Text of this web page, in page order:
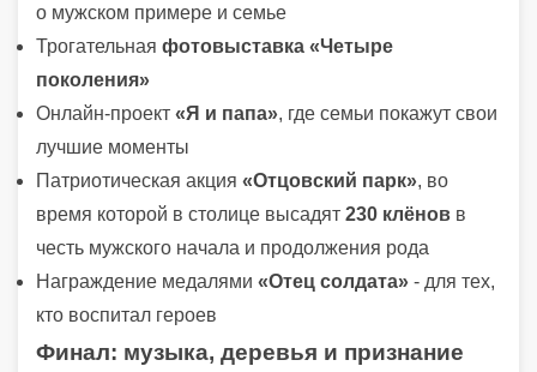
о мужском примере и семье
Трогательная фотовыставка «Четыре
поколения»
Онлайн-проект «Я и папа», где семьи покажут свои
лучшие моменты
Патриотическая акция «Отцовский парк», во
время которой в столице высадят 230 клёнов в
честь мужского начала и продолжения рода
Награждение медалями «Отец солдата» - для тех,
кто воспитал героев
Финал: музыка, деревья и признание